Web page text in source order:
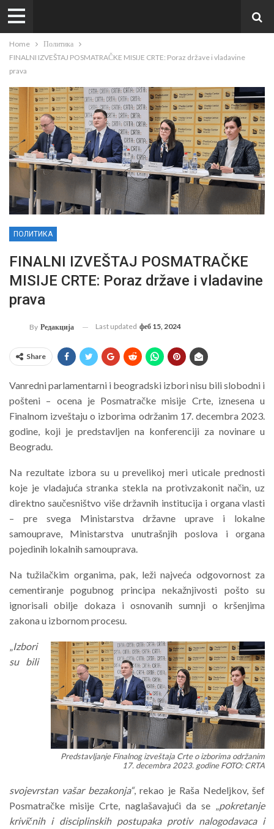
Home
Политика
FINALNI IZVEŠTAJ POSMATRAČKE MISIJE CRTE: Poraz države i vladavine
prava
ПОЛИТИКА
FINALNI IZVEŠTAJ POSMATRAČKE
MISIJE CRTE: Poraz države i vladavine
prava
By Редакција Last updated феб 15, 2024
Share
Vanredni parlamentarni i beogradski izbori nisu bili slobodni i
pošteni – ocena je Posmatračke misije Crte, iznesena u
Finalnom izveštaju o izborima održanim 17. decembra 2023.
godine, koji je predstavljen na konferenciji za novinare u
Beogradu.
Na rezultate izbora su u prevelikoj meri uticale prednosti
koje je vladajuća stranka stekla na protivzakonit način, uz
direktno saučesništvo više državnih institucija i organa vlasti
– pre svega Ministarstva državne uprave i lokalne
samouprave, Ministarstva unutrašnjih poslova i organa
pojedinih lokalnih samouprava.
Na tužilačkim organima, pak, leži najveća odgovornost za
cementiranje pogubnog principa nekažnjivosti pošto su
ignorisali obilje dokaza i osnovanih sumnji o kršenjima
zakona u izbornom procesu.
Predstavljanje Finalnog izveštaja Crte o izborima održanim
17. decembra 2023. godine FOTO: CRTA
„Izbori
su bili
svojevrstan vašar bezakonja“, rekao je Raša Nedeljkov, šef
Posmatračke misije Crte, naglašavajući da se „ pokretanje
krivičnih i disciplinskih postupaka protiv nalogodavaca i